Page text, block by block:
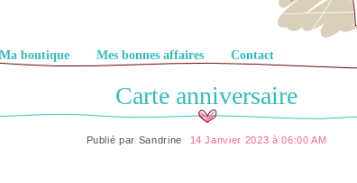
Ma boutique Mes bonnes affaires Contact
Carte anniversaire
Publié par Sandrine 14 Janvier 2023 à 06:00 AM